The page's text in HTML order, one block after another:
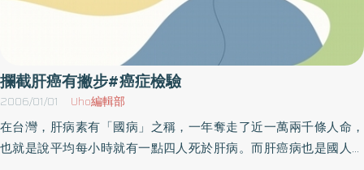
現遠處轉移的情形，因此也讓該男子得以接受治癒性療法，即時掌
握治療的關鍵期。目前，癌症的篩檢方式有很多種，其中 PET
CT（正子電腦斷層掃描）無論是在癌症的篩檢、分期或追蹤上，都
能提供較為精確的檢測結果，可說是目前抗癌前線上不可或缺的利
器。沙鹿光田綜合醫院核子醫學科醫師王連嚴指出，正子電腦斷層
掃描可說是目前國際間公認最重要且應用最廣的癌症檢測儀器。其
功能顧名思義，就是融合了傳統PET（正子造影）和CT（電腦斷層
掃描）兩者的優點，可偵測出癌細胞的原發部位或轉移的微小病
攔截肝癌有撇步#癌症檢驗
2006/01/01 Uho編輯部
在台灣，肝病素有「國病」之稱，一年奪走了近一萬兩千條人命，
也就是說平均每小時就有一點四人死於肝病。而肝癌病也是國人的